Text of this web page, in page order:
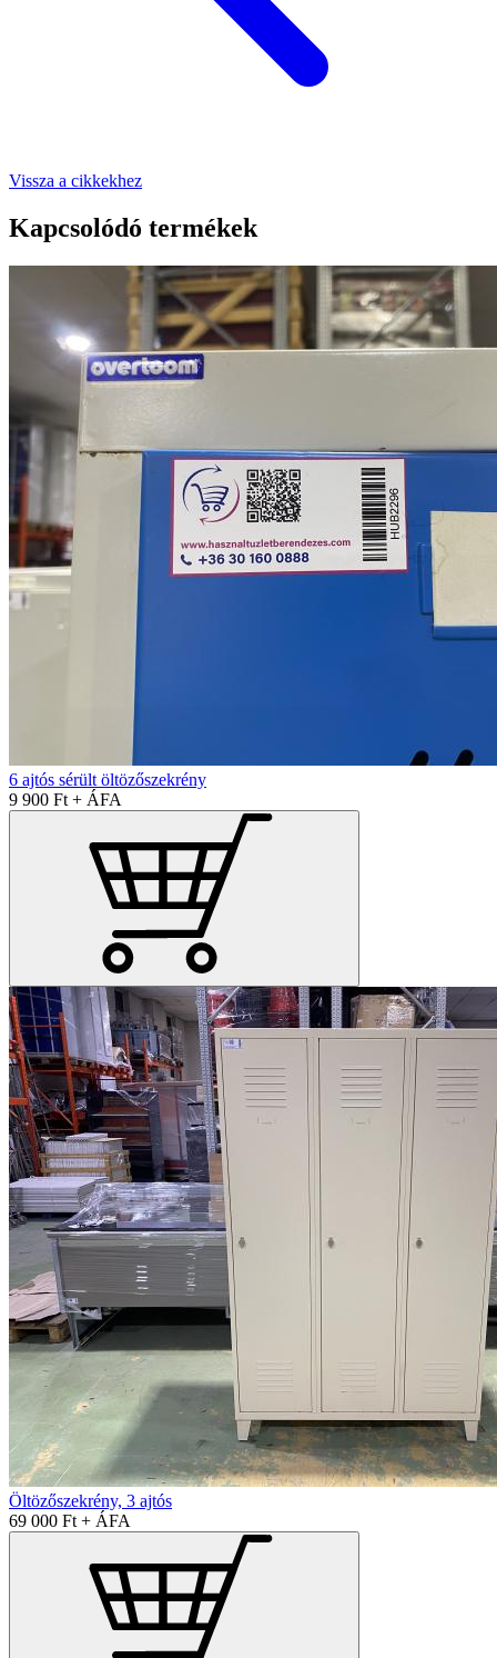
Vissza a cikkekhez
Kapcsolódó termékek
6 ajtós sérült öltözőszekrény
9 900 Ft + ÁFA
Öltözőszekrény, 3 ajtós
69 000 Ft + ÁFA